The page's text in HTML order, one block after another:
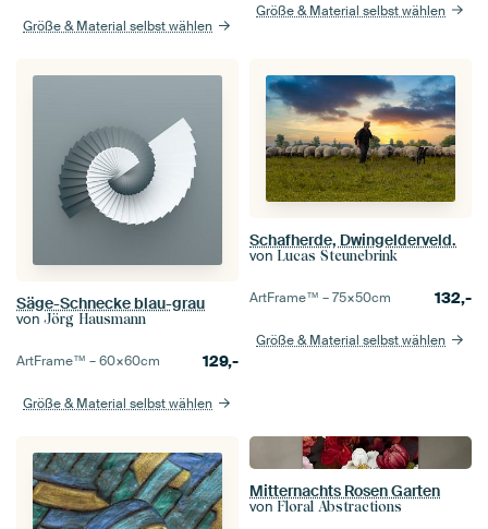
Größe & Material selbst wählen
Größe & Material selbst wählen
Säge-Schnecke blau-grau
von Jörg Hausmann
ArtFrame™ –60×60cm 129,-
Größe & Material selbst wählen
Schafherde, Dwingelderveld.
von Lucas Steunebrink
ArtFrame™ –75×50cm 132,-
Größe & Material selbst wählen
Mitternachts Rosen Garten
von Floral Abstractions